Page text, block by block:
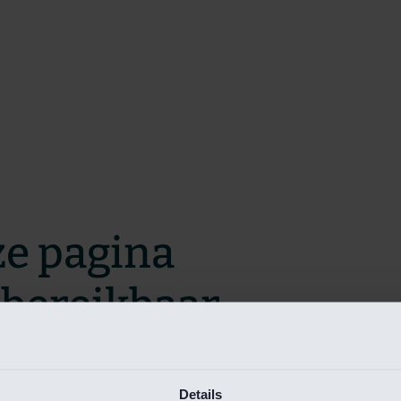
Details
pagina
zo snel mogelijk te verhelpen.